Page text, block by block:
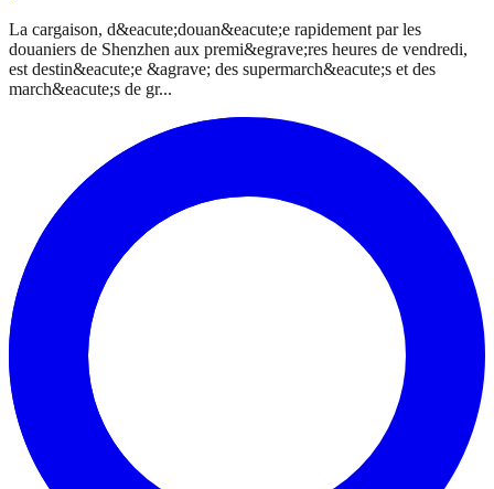
La cargaison, d&eacute;douan&eacute;e rapidement par les
douaniers de Shenzhen aux premi&egrave;res heures de vendredi,
est destin&eacute;e &agrave; des supermarch&eacute;s et des
march&eacute;s de gr...